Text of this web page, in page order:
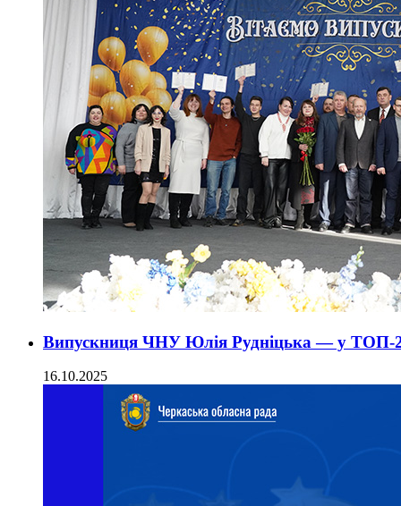
Випускниця ЧНУ Юлія Рудніцька — у ТОП-
16.10.2025